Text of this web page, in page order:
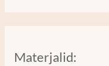
Materjalid: